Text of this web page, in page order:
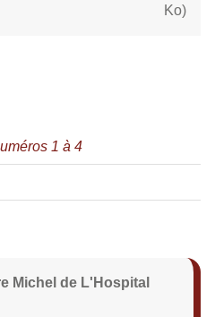
Ko)
1 à 4
Michel de L'Hospital